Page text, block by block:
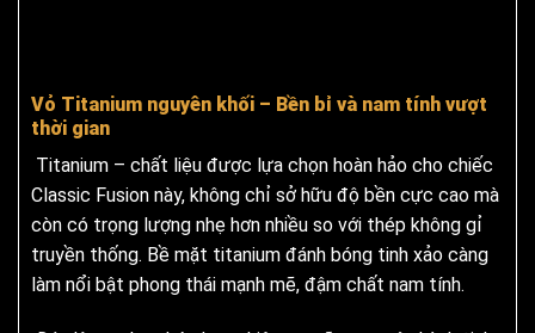
Vỏ Titanium nguyên khối – Bền bỉ và nam tính vượt
thời gian
Titanium – chất liệu được lựa chọn hoàn hảo cho chiếc
Classic Fusion này, không chỉ sở hữu độ bền cực cao mà
còn có trọng lượng nhẹ hơn nhiều so với thép không gỉ
truyền thống. Bề mặt titanium đánh bóng tinh xảo càng
làm nổi bật phong thái mạnh mẽ, đậm chất nam tính.